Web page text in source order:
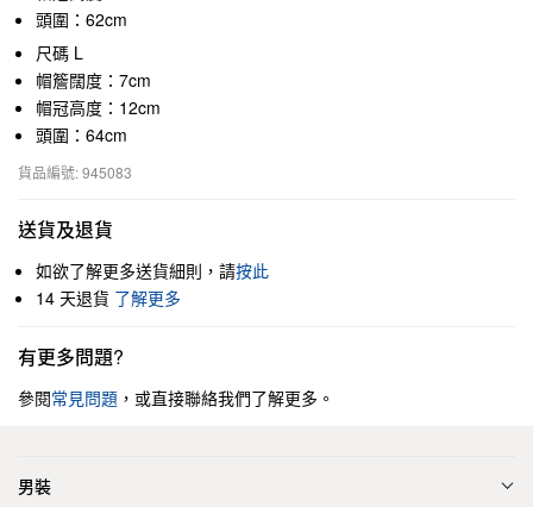
頭圍：62cm
尺碼 L
帽簷闊度：7cm
帽冠高度：12cm
頭圍：64cm
貨品編號: 945083
送貨及退貨
如欲了解更多送貨細則，請按此
14 天退貨 了解更多
有更多問題?
參閱常見問題 ，或直接聯絡我們了解更多。
男裝